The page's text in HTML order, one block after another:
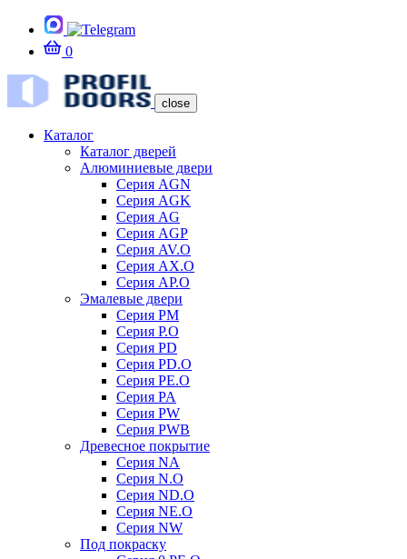
0
close
Каталог
Каталог дверей
Алюминиевые двери
Серия AGN
Серия AGK
Серия AG
Серия AGP
Серия AV.O
Серия AX.O
Серия AP.O
Эмалевые двери
Серия PM
Серия P.O
Серия PD
Серия PD.O
Серия PE.O
Серия PA
Серия PW
Серия PWB
Древесное покрытие
Серия NA
Серия N.O
Серия ND.O
Серия NE.O
Серия NW
Под покраску